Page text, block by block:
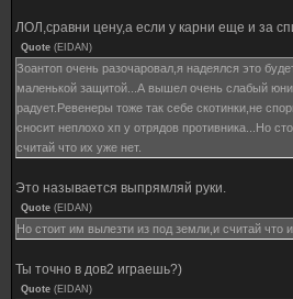
ЛОЛ,сравни цену,а если у карни еще и за
Quote (EIDAN )
Зоантоп очень разочаровал,я надеялся это
маленькой защитой...А вышел очень слабый
радует.Ревенеры тоже так себе скотинки,не
сносит неплохо хп у отрядов противника...Но
считай что их уже нет.
Это называется выпрямляй руки.
Quote (EIDAN )
Но стоит им вылезти из под земли,и считай что
Ты точно в дов2 играешь?)
Quote (EIDAN )